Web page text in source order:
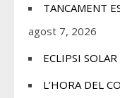
TANCAMENT
agost 7, 2026
ECLIPSI SOLAR
L’HORA DEL